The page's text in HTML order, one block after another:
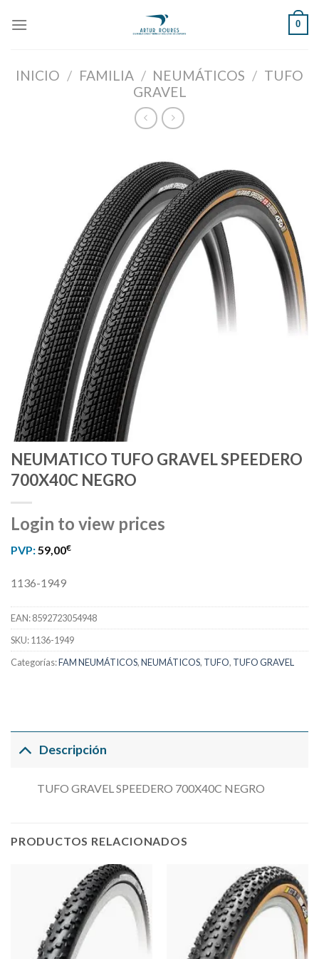
0
INICIO / FAMILIA / NEUMÁTICOS / TUFO
GRAVEL
NEUMATICO TUFO GRAVEL SPEEDERO
700X40C NEGRO
Login to view prices
PVP:59,00€
1136-1949
EAN:8592723054948
SKU:1136-1949
Categorías:FAM NEUMÁTICOS,NEUMÁTICOS, TUFO, TUFO GRAVEL
Descripción
TUFO GRAVEL SPEEDERO 700X40C NEGRO
PRODUCTOS RELACIONADOS